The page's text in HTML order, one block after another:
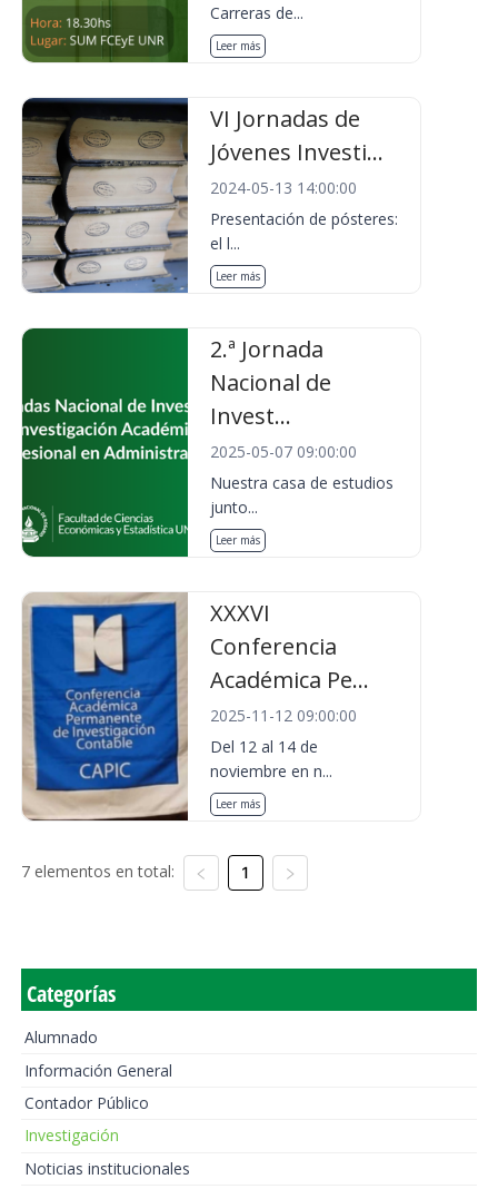
Carreras de...
Leer más
VI Jornadas de
Jóvenes Investi...
2024-05-13 14:00:00
Presentación de pósteres:
el l...
Leer más
2.ª Jornada
Nacional de
Invest...
2025-05-07 09:00:00
Nuestra casa de estudios
junto...
Leer más
XXXVI
Conferencia
Académica Pe...
2025-11-12 09:00:00
Del 12 al 14 de
noviembre en n...
Leer más
7 elementos en total: 1
Categorías
Alumnado
Información General
Contador Público
Investigación
Noticias institucionales